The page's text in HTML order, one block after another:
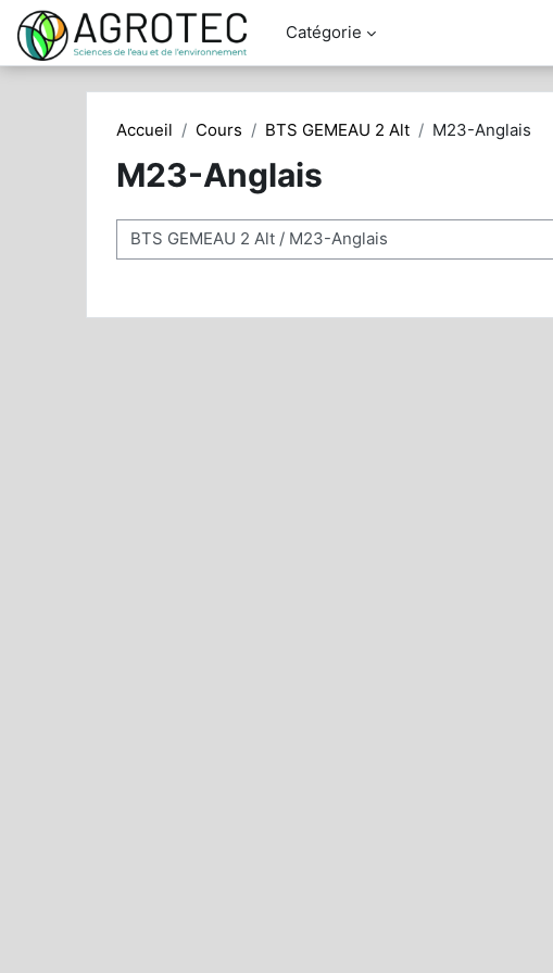
Passer au contenu principal
Catégorie
Accueil Cours BTS GEMEAU 2 Alt M23-Anglais
M23-Anglais
Catégories de cours